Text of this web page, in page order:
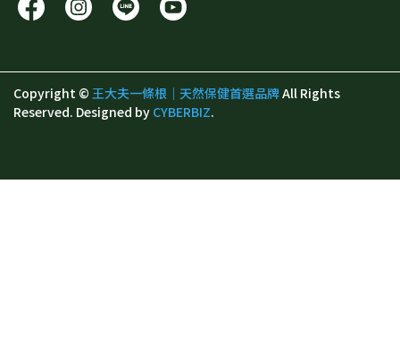
Copyright © 王大夫一條根｜天然保健首選品牌All Rights
Reserved. Designed by CYBERBIZ.